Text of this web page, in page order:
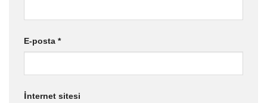
E-posta *
İnternet sitesi